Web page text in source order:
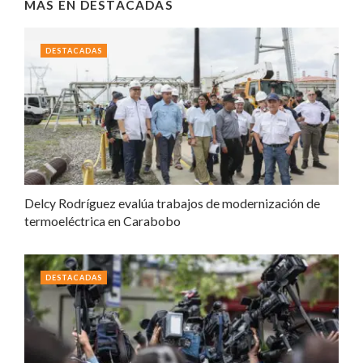
MÁS EN DESTACADAS
Delcy Rodríguez evalúa trabajos de modernización de
termoeléctrica en Carabobo
DESTACADAS
DESTACADAS